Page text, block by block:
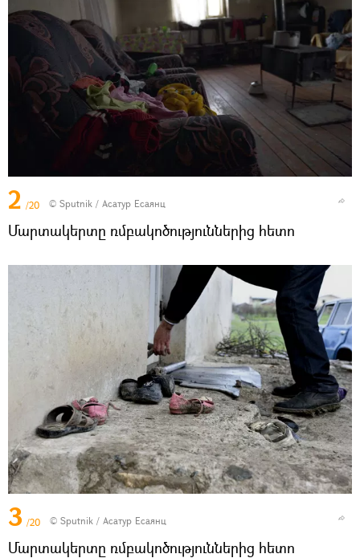
2 /20 © Sputnik / Асатур Есаянц
Մարտակերտը ռմբակոծություններից հետո
3 /20 © Sputnik / Асатур Есаянц
Մարտակերտը ռմբակոծություններից հետո